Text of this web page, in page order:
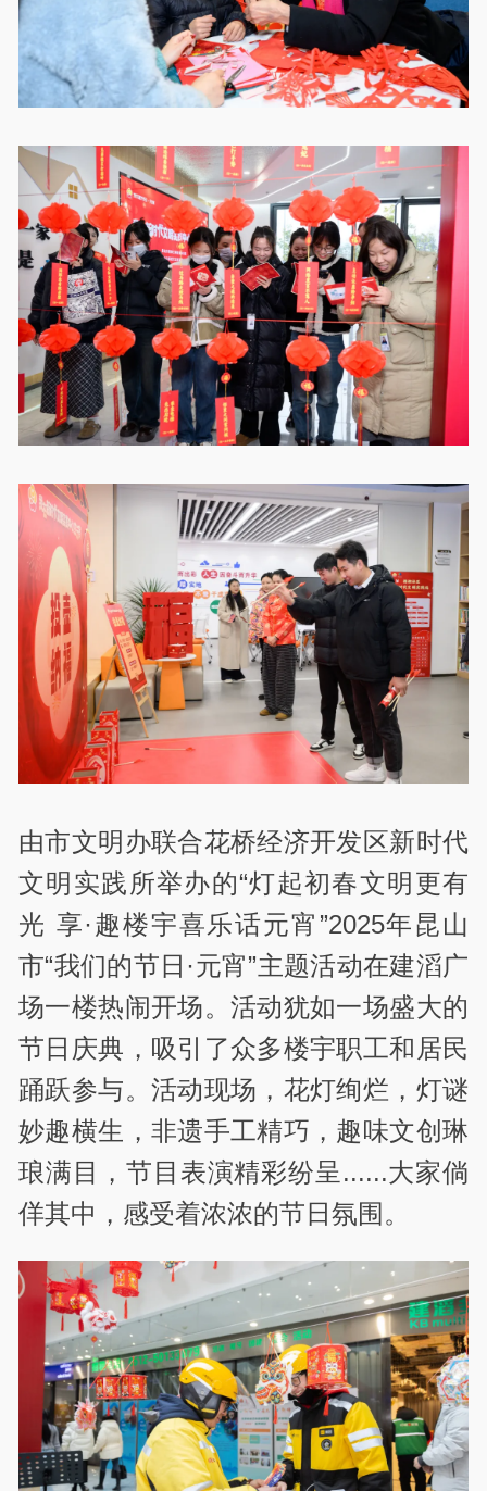
由市文明办联合花桥经济开发区新时代
文明实践所举办的“灯起初春文明更有
光 享·趣楼宇喜乐话元宵”2025年昆山
市“我们的节日·元宵”主题活动在建滔广
场一楼热闹开场。活动犹如一场盛大的
节日庆典，吸引了众多楼宇职工和居民
踊跃参与。活动现场，花灯绚烂，灯谜
妙趣横生，非遗手工精巧，趣味文创琳
琅满目，节目表演精彩纷呈......大家倘
佯其中，感受着浓浓的节日氛围。